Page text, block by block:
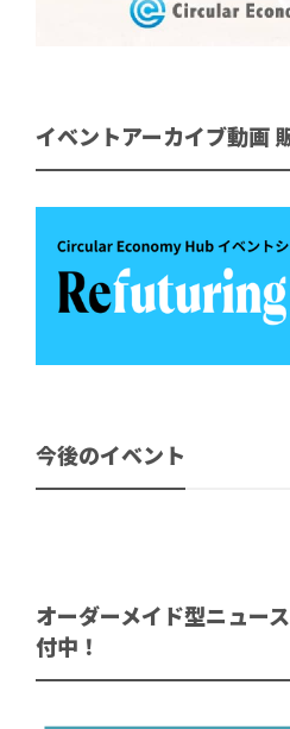
イベントアーカイブ動画
今後のイベント
オーダーメイド型ニュー
付中！